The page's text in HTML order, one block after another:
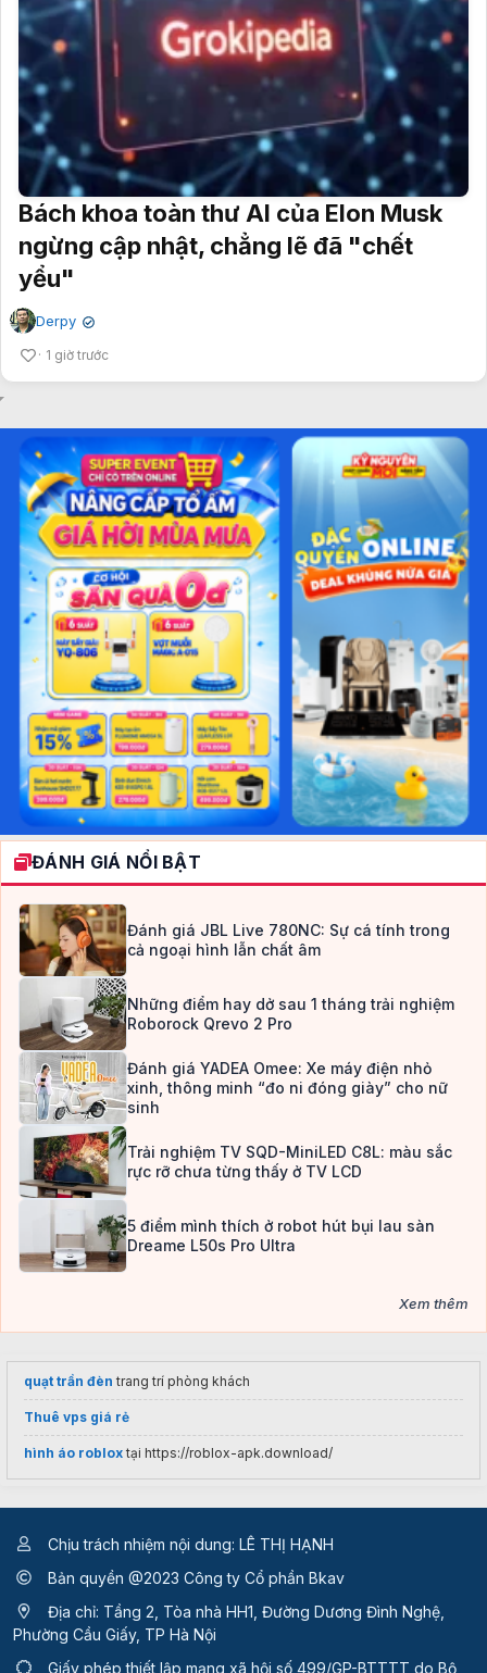
Bách khoa toàn thư AI của Elon Musk
ngừng cập nhật, chẳng lẽ đã "chết
yểu"
Derpy ✔
1 giờ trước
ĐÁNH GIÁ NỔI BẬT
Đánh giá JBL Live 780NC: Sự cá tính trong
cả ngoại hình lẫn chất âm
Những điểm hay dở sau 1 tháng trải nghiệm
Roborock Qrevo 2 Pro
Đánh giá YADEA Omee: Xe máy điện nhỏ
xinh, thông minh “đo ni đóng giày” cho nữ
sinh
Trải nghiệm TV SQD-MiniLED C8L: màu sắc
rực rỡ chưa từng thấy ở TV LCD
5 điểm mình thích ở robot hút bụi lau sàn
Dreame L50s Pro Ultra
Xem thêm
quạt trần đèn trang trí phòng khách
Thuê vps giá rẻ
hình áo roblox tại https://roblox-apk.download/
Chịu trách nhiệm nội dung: LÊ THỊ HẠNH
Bản quyền @2023 Công ty Cổ phần Bkav
Địa chỉ: Tầng 2, Tòa nhà HH1, Đường Dương Đình Nghệ,
Phường Cầu Giấy, TP Hà Nội
Giấy phép thiết lập mạng xã hội số 499/GP-BTTTT do Bộ